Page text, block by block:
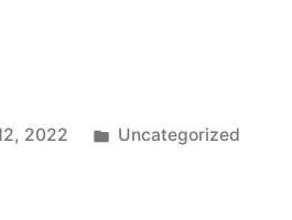
2022
Posted
Uncategorized